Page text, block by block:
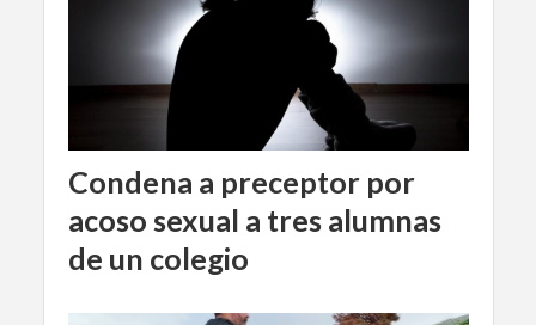
Condena a preceptor por
acoso sexual a tres alumnas
de un colegio